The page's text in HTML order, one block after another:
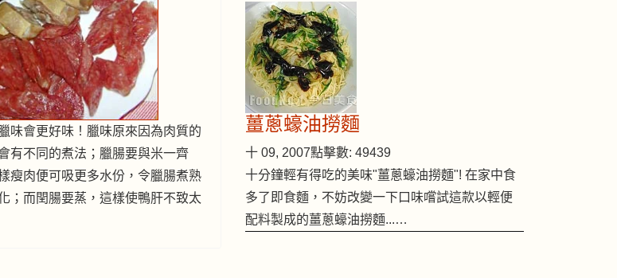
味會更好味！臘味原來因為肉質的
有不同的煮法；臘腸要與米一齊
瘦肉便可吸更多水份，令臘腸煮熟
；而閏腸要蒸，這樣使鴨肝不致太
薑蔥蠔油撈麵
十 09, 2007點擊數: 49439
十分鐘輕有得吃的美味"薑蔥蠔油撈麵"! 在家中食
多了即食麵，不妨改變一下口味嚐試這款以輕便
配料製成的薑蔥蠔油撈麵...…